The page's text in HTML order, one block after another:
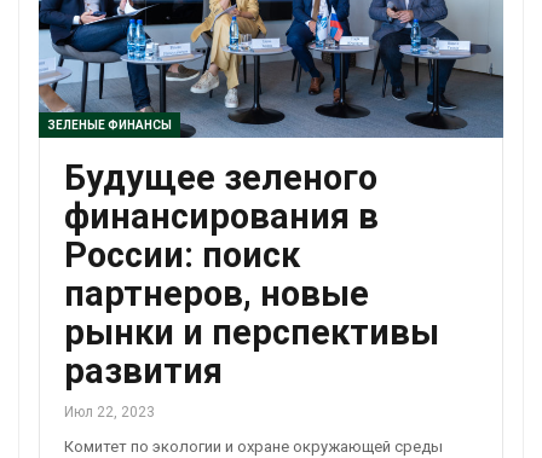
ЗЕЛЕНЫЕ ФИНАНСЫ
Будущее зеленого
финансирования в
России: поиск
партнеров, новые
рынки и перспективы
развития
Июл 22, 2023
Комитет по экологии и охране окружающей среды